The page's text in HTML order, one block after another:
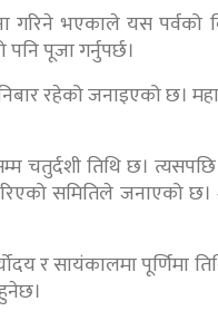
गरिने भएकाले यस
पनि पूजा गर्नुपर्छ।
रहेको जनाइएको छ।
तिथि छ। त्यसपछि
समितिले जनाएको छ।
र सायंकालमा पूर्णिमा